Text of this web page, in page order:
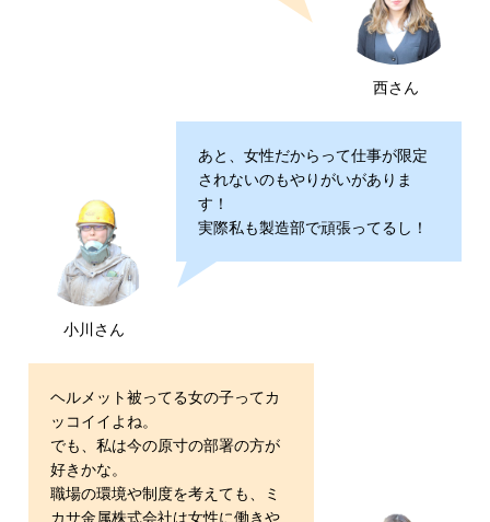
西さん
あと、女性だからって仕事が限定
されないのもやりがいがありま
す！
実際私も製造部で頑張ってるし！
小川さん
ヘルメット被ってる女の子ってカ
ッコイイよね。
でも、私は今の原寸の部署の方が
好きかな。
職場の環境や制度を考えても、ミ
カサ金属株式会社は女性に働きや